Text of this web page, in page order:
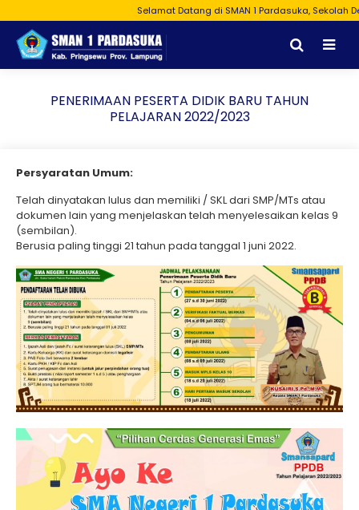
Selamat Datang di SMAN 1 Pardasuka, Sekolah
PENERIMAAN PESERTA DIDIK BARU TAHUN
PELAJARAN 2022/2023
Persyaratan Umum:
Telah dinyatakan lulus dan memiliki / SKL dari SMP/MTs atau
dokumen lain yang menjelaskan telah menyelesaikan kelas 9
(sembilan).
Berusia paling tinggi 21 tahun pada tanggal 1 juni 2022.